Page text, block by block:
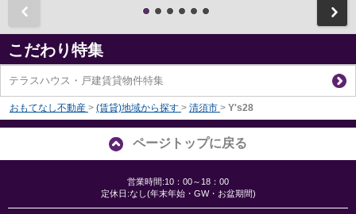
こだわり特集
テラスハウス・戸建賃貸物件特集
おもてなし不動産 > (賃貸)地域から探す > 清須市 > Y's28
ページトップに戻る
営業時間:10：00～18：00
定休日:なし(年末年始・GW・お盆期間)